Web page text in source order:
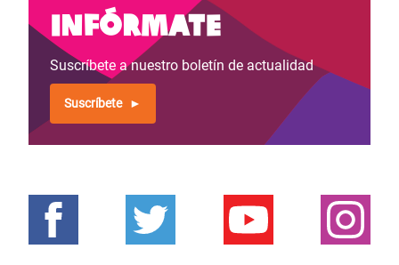
Infórmate
Suscríbete a nuestro boletín de actualidad
Suscríbete